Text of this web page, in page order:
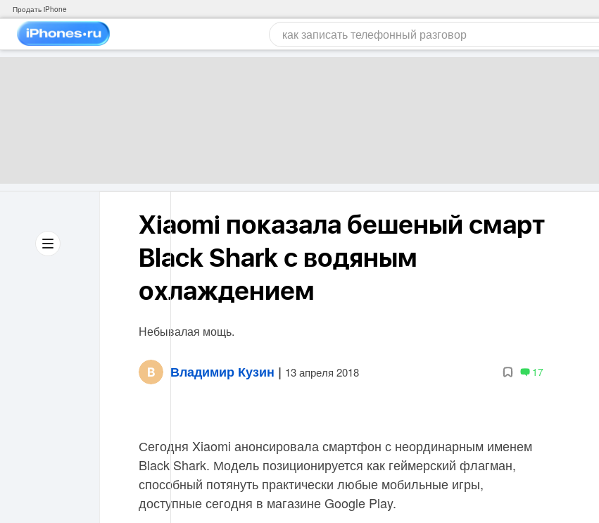
Продать iPhone
Xiaomi показала бешеный смарт
Black Shark с водяным
охлаждением
Небывалая мощь.
Владимир Кузин | 13 апреля 2018 17
Сегодня Xiaomi анонсировала смартфон с неординарным именем
Black Shark. Модель позиционируется как геймерский флагман,
способный потянуть практически любые мобильные игры,
доступные сегодня в магазине Google Play.